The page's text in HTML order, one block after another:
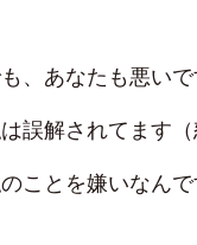
も、あなたも悪い
は誤解されてます（
のことを嫌いなん